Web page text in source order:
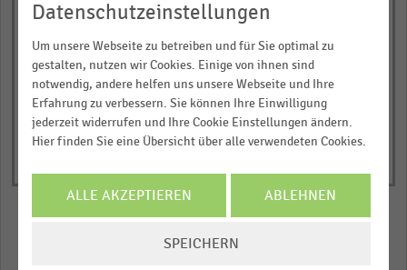
Datenschutzeinstellungen
Um unsere Webseite zu betreiben und für Sie optimal zu
gestalten, nutzen wir Cookies. Einige von ihnen sind
notwendig, andere helfen uns unsere Webseite und Ihre
Erfahrung zu verbessern. Sie können Ihre Einwilligung
jederzeit widerrufen und Ihre Cookie Einstellungen ändern.
Hier finden Sie eine Übersicht über alle verwendeten Cookies.
ALLE AKZEPTIEREN ABLEHNEN
SPEICHERN